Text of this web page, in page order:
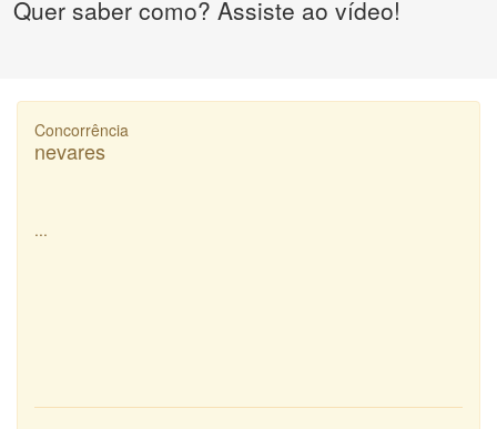
Quer saber como? Assiste ao vídeo!
Concorrência
nevares
...